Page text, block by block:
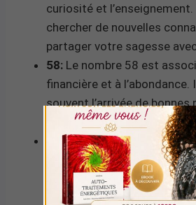
curiosité et
chercher de nouvelles
partager votre sagesse
58: Le nombre 58 est
financière et à l’abondance.
souvent l’arrivée de bonnes
concernant la carrière ou
Somme 23:La somme des
(1+5+5+8) donne 23, un
l’équilibre et la diplomatie,
l’harmonie dans vos